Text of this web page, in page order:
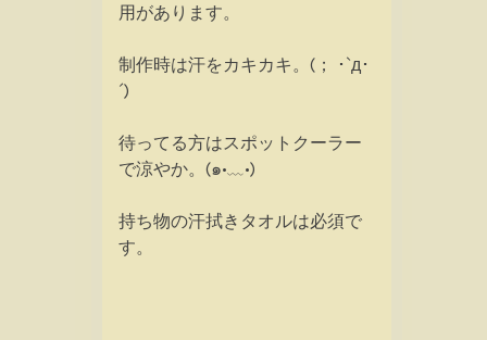
用があります。
制作時は汗をカキカキ。(； ･`д･
´)
待ってる方はスポットクーラー
で涼やか。(๑•﹏•)
持ち物の汗拭きタオルは必須で
す。